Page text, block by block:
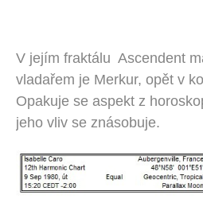
V jejím fraktálu Ascendent
vladařem je Merkur, opět v
Opakuje se aspekt z
jeho vliv se znásobuje.